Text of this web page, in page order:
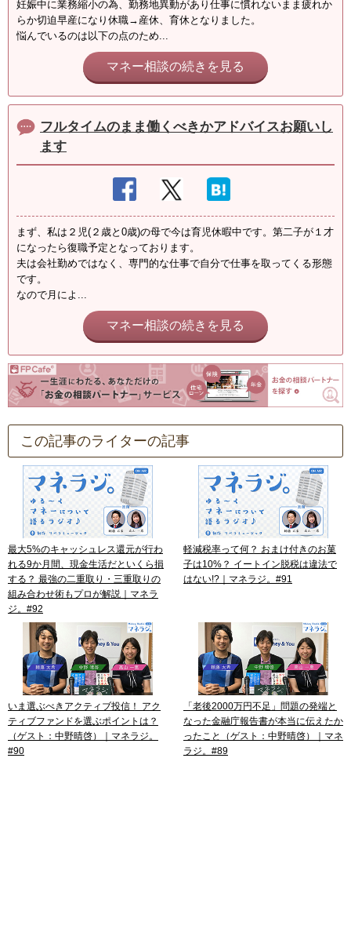
妊娠中に業務縮小の為、勤務地異動があり仕事に慣れないまま疲れか
らか切迫早産になり休職→産休、育休となりました。
悩んでいるのは以下の点のため...
マネー相談の続きを見る
フルタイムのまま働くべきかアドバイスお願いし
ます
まず、私は２児(２歳と0歳)の母で今は育児休暇中です。第二子が１才
になったら復職予定となっております。
夫は会社勤めではなく、専門的な仕事で自分で仕事を取ってくる形態
です。
なので月によ...
マネー相談の続きを見る
この記事のライターの記事
最大5%のキャッシュレス還元が行わ
れる9か月間、現金生活だといくら損
する？ 最強の二重取り・三重取りの
組み合わせ術もプロが解説｜マネラ
ジ。#92
軽減税率って何？ おまけ付きのお菓
子は10%？ イートイン脱税は違法で
はない!?｜マネラジ。#91
いま選ぶべきアクティブ投信！ アク
ティブファンドを選ぶポイントは？
（ゲスト：中野晴啓）｜マネラジ。
#90
「老後2000万円不足」問題の発端と
なった金融庁報告書が本当に伝えたか
ったこと（ゲスト：中野晴啓）｜マネ
ラジ。#89